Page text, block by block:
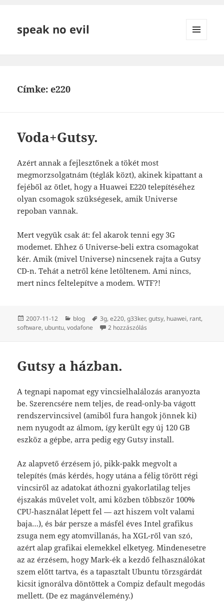
speak no evil
Címke:e220
Voda+Gutsy.
Azért annak a fejlesztőnek a tökét most
megmorzsolgatnám (téglák közt), akinek kipattant a
fejéből az ötlet, hogy a Huawei E220 telepítéséhez
olyan csomagok szükségesek, amik Universe
repoban vannak.
Mert vegyük csak át: fel akarok tenni egy 3G
modemet. Ehhez ő Universe-beli extra csomagokat
kér. Amik (mivel Universe) nincsenek rajta a Gutsy
CD-n. Tehát a netről kéne letöltenem. Ami nincs,
mert nincs feltelepítve a modem. WTF?!
Közzétéve
2007-11-12 Kategória
blog Címke
3g,e220,g33ker,gutsy, huawei, rant,
software, ubuntu,vodafone 2 hozzászólás
Gutsy a házban.
A tegnapi napomat egy vincsielhalálozás aranyozta
be. Szerencsére nem teljes, de read-only-ba vágott
rendszervincsivel (amiből fura hangok jönnek ki)
nem nyugodt az álmom, így került egy új 120 GB
eszköz a gépbe, arra pedig egy Gutsy install.
Az alapvető érzésem jó, pikk-pakk megvolt a
telepítés (más kérdés, hogy utána a félig törött régi
vincsiről az adatokat áthozni gyakorlatilag teljes
éjszakás művelet volt, ami közben többször 100%
CPU-használat lépett fel — azt hiszem volt valami
baja…), és bár persze a másfél éves Intel grafikus
zsuga nem egy atomvillanás, ha XGL-ről van szó,
azért alap grafikai elemekkel elketyeg. Mindenesetre
az az érzésem, hogy Mark-ék a kezdő felhasználókat
szem előtt tartva, és a tapasztalt Ubuntu törzsgárdát
kicsit ignorálva döntöttek a Compiz default megodás
mellett. (De ez magánvélemény.)